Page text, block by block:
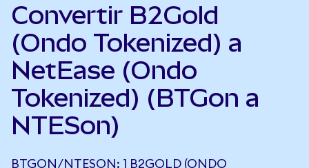
Convertir B2Gold
(Ondo Tokenized) a
NetEase (Ondo
Tokenized) (BTGon a
NTESon)
BTGON/NTESON: 1 B2GOLD (ONDO